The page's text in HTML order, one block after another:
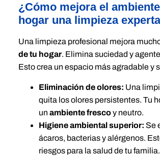
¿Cómo mejora el
hogar una limpieza
Una limpieza profesional mejora
de tu hogar. Elimina suciedad y
Esto crea un espacio más agradable y
Eliminación de olores: Una
quita los olores persistentes. Tu
un ambiente frescoy neutro.
Higiene ambiental superior: Se
ácaros, bacterias y alérgenos.
riesgos para la salud de tu familia.